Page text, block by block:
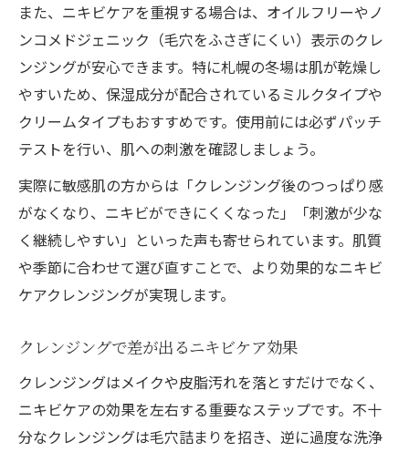
また、ニキビケアを重視する場合は、オイルフリーやノ
ンコメドジェニック（毛穴をふさぎにくい）表示のクレ
ンジングが安心できます。特に札幌の冬場は肌が乾燥し
やすいため、保湿成分が配合されているミルクタイプや
クリームタイプもおすすめです。使用前には必ずパッチ
テストを行い、肌への刺激を確認しましょう。
実際に敏感肌の方からは「クレンジング後のつっぱり感
がなくなり、ニキビができにくくなった」「刺激が少な
く継続しやすい」といった声も寄せられています。肌質
や季節に合わせて選び直すことで、より効果的なニキビ
ケアクレンジングが実現します。
クレンジングで差が出るニキビケア効果
クレンジングはメイクや皮脂汚れを落とすだけでなく、
ニキビケアの効果を左右する重要なステップです。不十
分なクレンジングは毛穴詰まりを招き、逆に過度な洗浄